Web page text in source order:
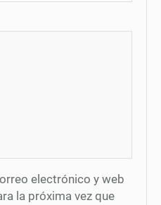
electrónico y web
la próxima vez que